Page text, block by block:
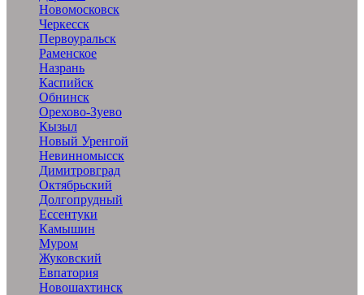
Новомосковск
Черкесск
Первоуральск
Раменское
Назрань
Каспийск
Обнинск
Орехово-Зуево
Кызыл
Новый Уренгой
Невинномысск
Димитровград
Октябрьский
Долгопрудный
Ессентуки
Камышин
Муром
Жуковский
Евпатория
Новошахтинск